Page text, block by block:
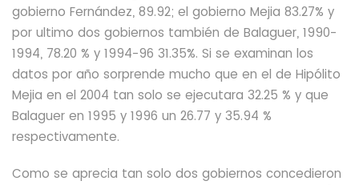
gobierno Fernández, 89.92; el gobierno Mejia 83.27% y
por ultimo dos gobiernos también de Balaguer, 1990-
1994, 78.20 % y 1994-96 31.35%. Si se examinan los
datos por año sorprende mucho que en el de Hipólito
Mejia en el 2004 tan solo se ejecutara 32.25 % y que
Balaguer en 1995 y 1996 un 26.77 y 35.94 %
respectivamente.
Como se aprecia tan solo dos gobiernos concedieron